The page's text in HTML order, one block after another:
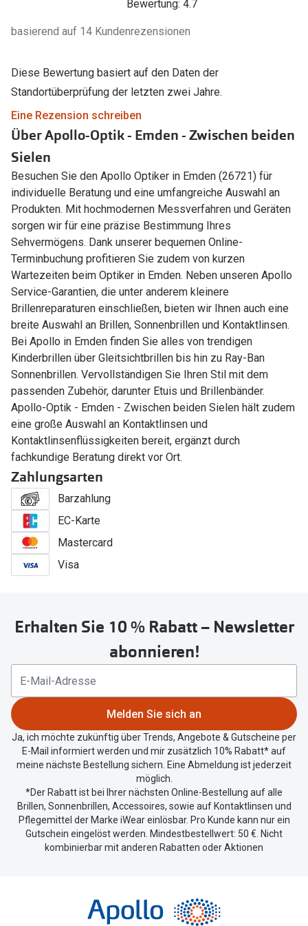
Bewertung: 4.7
basierend auf 14 Kundenrezensionen
Diese Bewertung basiert auf den Daten der
Standortüberprüfung der letzten zwei Jahre.
Eine Rezension schreiben
Über Apollo-Optik - Emden - Zwischen beiden
Sielen
Besuchen Sie den Apollo Optiker in Emden (26721) für
individuelle Beratung und eine umfangreiche Auswahl an
Produkten. Mit hochmodernen Messverfahren und Geräten
sorgen wir für eine präzise Bestimmung Ihres
Sehvermögens. Dank unserer bequemen Online-
Terminbuchung profitieren Sie zudem von kurzen
Wartezeiten beim Optiker in Emden. Neben unseren Apollo
Service-Garantien, die unter anderem kleinere
Brillenreparaturen einschließen, bieten wir Ihnen auch eine
breite Auswahl an Brillen, Sonnenbrillen und Kontaktlinsen.
Bei Apollo in Emden finden Sie alles von trendigen
Kinderbrillen über Gleitsichtbrillen bis hin zu Ray-Ban
Sonnenbrillen. Vervollständigen Sie Ihren Stil mit dem
passenden Zubehör, darunter Etuis und Brillenbänder.
Apollo-Optik - Emden - Zwischen beiden Sielen hält zudem
eine große Auswahl an Kontaktlinsen und
Kontaktlinsenflüssigkeiten bereit, ergänzt durch
fachkundige Beratung direkt vor Ort.
Zahlungsarten
Barzahlung
EC-Karte
Mastercard
Visa
Erhalten Sie 10 % Rabatt – Newsletter
abonnieren!
Melden Sie sich an
Ja, ich möchte zukünftig über Trends, Angebote & Gutscheine per
E-Mail informiert werden und mir zusätzlich 10% Rabatt* auf
meine nächste Bestellung sichern. Eine Abmeldung ist jederzeit
möglich.
*Der Rabatt ist bei Ihrer nächsten Online-Bestellung auf alle
Brillen, Sonnenbrillen, Accessoires, sowie auf Kontaktlinsen und
Pflegemittel der Marke iWear einlösbar. Pro Kunde kann nur ein
Gutschein eingelöst werden. Mindestbestellwert: 50 €. Nicht
kombinierbar mit anderen Rabatten oder Aktionen